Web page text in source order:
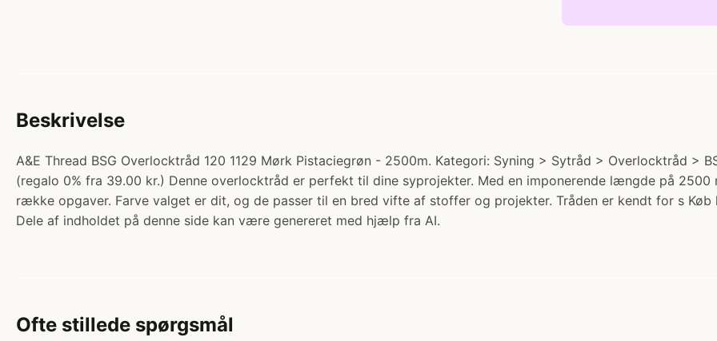
Beskrivelse
A&E Thread BSG Overlocktråd 120 1129 Mørk Pistaciegrøn - 2500m. Kategori: Syning > Sytråd > Overlocktråd >
(regalo 0% fra 39.00 kr.) Denne overlocktråd er perfekt til dine syprojekter. Med en imponerende længde på
række opgaver. Farve valget er dit, og de passer til en bred vifte af stoffer og projekter. Tråden er kendt for s Køb
Dele af indholdet på denne side kan være genereret med hjælp fra AI.
Ofte stillede spørgsmål